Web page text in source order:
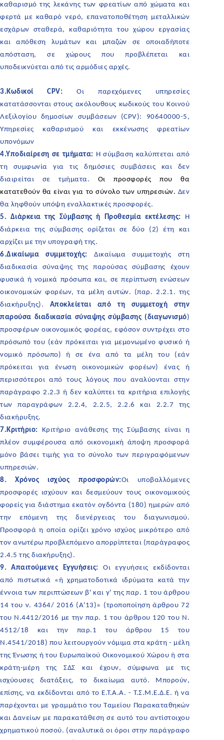
καθαρισμό της λεκάνης των φρεατίων από χώματα και
φερτά με καθαρό νερό, επανατοποθέτηση μεταλλικών
εσχάρων σταθερά, καθαριότητα του χώρου εργασίας
και απόθεση λυμάτων και μπαζών σε οποιαδήποτε
απόσταση, σε χώρους που προβλέπεται και
υποδεικνύεται από τις αρμόδιες αρχές.
3.Κωδικοί CPV: Οι παρεχόμενες υπηρεσίες
κατατάσσονται στους ακόλουθους κωδικούς του Κοινού
Λεξιλογίου δημοσίων συμβάσεων (CPV): 90640000-5,
Υπηρεσίες καθαρισμού και εκκένωσης φρεατίων
υπονόμων
4.Υποδιαίρεση σε τμήματα: Η σύμβαση καλύπτεται από
τη συμφωνία για τις δημόσιες συμβάσεις και δεν
διαιρείται σε τμήματα. Οι προσφορές που θα
κατατεθούν θα είναι για το σύνολο των υπηρεσιών. Δεν
θα ληφθούν υπόψη εναλλακτικές προσφορές.
5. Διάρκεια της Σύμβασης ή Προθεσμία εκτέλεσης:
Η
διάρκεια της σύμβασης ορίζεται σε δύο (2) έτη και
αρχίζει με την υπογραφή της.
6.Δικαίωμα συμμετοχής:Δικαίωμα συμμετοχής στη
διαδικασία σύναψης της παρούσας σύμβασης έχουν
φυσικά ή νομικά πρόσωπα και, σε περίπτωση ενώσεων
οικονομικών φορέων, τα μέλη αυτών. (παρ. 2.2.1. της
διακήρυξης). Αποκλείεται από τη συμμετοχή στην
παρούσα διαδικασία σύναψης σύμβασης (διαγωνισμό)
προσφέρων οικονομικός φορέας, εφόσον συντρέχει στο
πρόσωπό του (εάν πρόκειται για μεμονωμένο φυσικό ή
νομικό πρόσωπο) ή σε ένα από τα μέλη του (εάν
πρόκειται για ένωση οικονομικών φορέων) ένας ή
περισσότεροι από τους λόγους που αναλύονται στην
παράγραφο 2.2.3 ή δεν καλύπτει τα κριτήρια επιλογής
των παραγράφων 2.2.4, 2.2.5, 2.2.6 και 2.2.7 της
διακήρυξης.
7.Κριτήριο:
Κριτήριο ανάθεσης της Σύμβασης είναι η
πλέον συμφέρουσα από οικονομική άποψη προσφορά
μόνο βάσει τιμής για το σύνολο των περιγραφόμενων
υπηρεσιών.
8. Χρόνος ισχύος προσφορών:Οι υποβαλλόμενες
προσφορές ισχύουν και δεσμεύουν τους οικονομικούς
φορείς για διάστημα εκατόν ογδόντα (180) ημερών από
την επόμενη της διενέργειας του διαγωνισμού.
Προσφορά η οποία ορίζει χρόνο ισχύος μικρότερο από
τον ανωτέρω προβλεπόμενο απορρίπτεται (παράγραφος
2.4.5 της διακήρυξης).
9. Απαιτούμενες Εγγυήσεις:Οι εγγυήσεις εκδίδονται
από πιστωτικά «ή χρηματοδοτικά ιδρύματα κατά την
έννοια των περιπτώσεων β' και γ' της παρ. 1 του άρθρου
14 του ν. 4364/ 2016 (Α'13)» (τροποποίηση άρθρου 72
του Ν.4412/2016 με την παρ. 1 του άρθρου 120 του Ν.
4512/18 και την παρ.1 του άρθρου 15 του
Ν.4541/2018) που λειτουργούν νόμιμα στα κράτη - μέλη
της Ένωσης ή του Ευρωπαϊκού Οικονομικού Χώρου ή στα
κράτη-μέρη της ΣΔΣ και έχουν, σύμφωνα με τις
ισχύουσες διατάξεις, το δικαίωμα αυτό. Μπορούν,
επίσης, να εκδίδονται από το Ε.Τ.Α.Α. - Τ.Σ.Μ.Ε.Δ.Ε. ή να
παρέχονται με γραμμάτιο του Ταμείου Παρακαταθηκών
και Δανείων με παρακατάθεση σε αυτό του αντίστοιχου
χρηματικού ποσού. (αναλυτικά οι όροι στην παράγραφο